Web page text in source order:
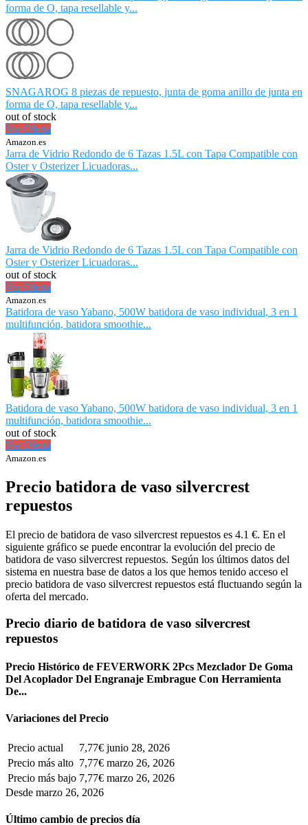
forma de O, tapa resellable y...
SNAGAROG 8 piezas de repuesto, junta de goma anillo de junta en
forma de O, tapa resellable y...
out of stock
Ver Oferta
Amazon.es
Jarra de Vidrio Redondo de 6 Tazas 1.5L con Tapa Compatible con
Oster y Osterizer Licuadoras...
Jarra de Vidrio Redondo de 6 Tazas 1.5L con Tapa Compatible con
Oster y Osterizer Licuadoras...
out of stock
Ver Oferta
Amazon.es
Batidora de vaso Yabano, 500W batidora de vaso individual, 3 en 1
multifunción, batidora smoothie...
Batidora de vaso Yabano, 500W batidora de vaso individual, 3 en 1
multifunción, batidora smoothie...
out of stock
Ver Oferta
Amazon.es
Precio batidora de vaso silvercrest
repuestos
El precio de batidora de vaso silvercrest repuestos es 4.1 €. En el
siguiente gráfico se puede encontrar la evolución del precio de
batidora de vaso silvercrest repuestos. Según los últimos datos del
sistema en nuestra base de datos a los que hemos tenido acceso el
precio batidora de vaso silvercrest repuestos está fluctuando según la
oferta del mercado.
Precio diario de batidora de vaso silvercrest
repuestos
Precio Histórico de FEVERWORK 2Pcs Mezclador De Goma
Del Acoplador Del Engranaje Embrague Con Herramienta
De...
Variaciones del Precio
Precio actual 7,77€ junio 28, 2026
Precio más alto 7,77€ marzo 26, 2026
Precio más bajo 7,77€ marzo 26, 2026
Desde marzo 26, 2026
Último cambio de precios día